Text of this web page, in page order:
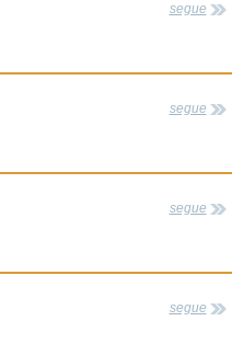
segue
segue
segue
segue